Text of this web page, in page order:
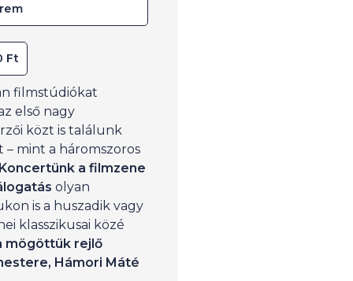
Ft
filmstúdiókat
első nagy
közt is találunk
– mint a háromszoros
a filmzene
olyan
is a huszadik vagy
klasszikusai közé
mögöttük rejlő
Hámori Máté